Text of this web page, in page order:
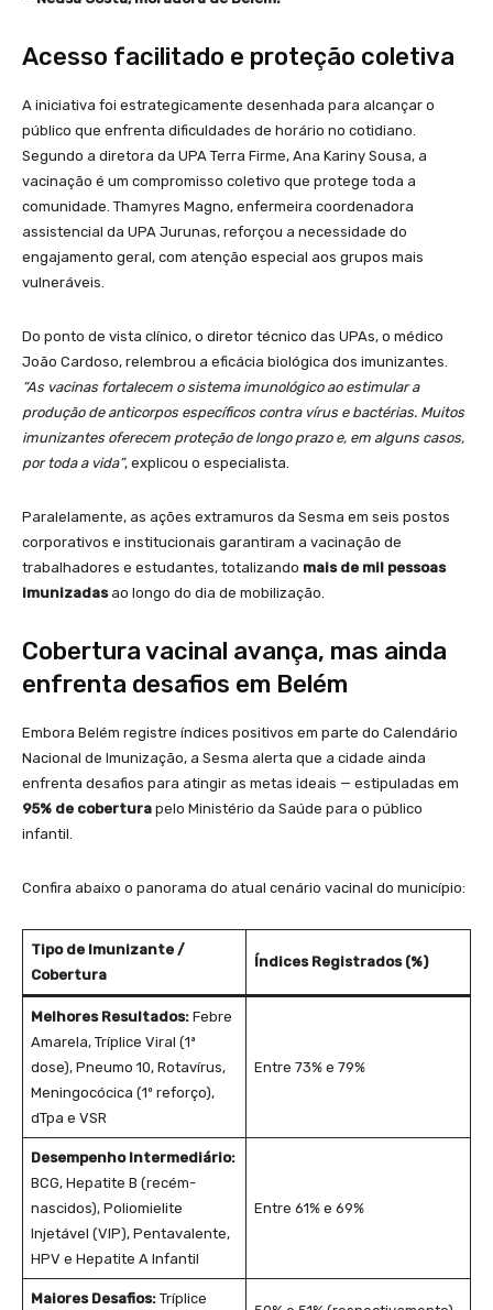
Acesso facilitado e proteção coletiva
A iniciativa foi estrategicamente desenhada para alcançar o
público que enfrenta dificuldades de horário no cotidiano.
Segundo a diretora da UPA Terra Firme, Ana Kariny Sousa, a
vacinação é um compromisso coletivo que protege toda a
comunidade. Thamyres Magno, enfermeira coordenadora
assistencial da UPA Jurunas, reforçou a necessidade do
engajamento geral, com atenção especial aos grupos mais
vulneráveis.
Do ponto de vista clínico, o diretor técnico das UPAs, o médico
João Cardoso, relembrou a eficácia biológica dos imunizantes.
“As vacinas fortalecem o sistema imunológico ao estimular a
produção de anticorpos específicos contra vírus e bactérias. Muitos
imunizantes oferecem proteção de longo prazo e, em alguns casos,
por toda a vida”, explicou o especialista.
Paralelamente, as ações extramuros da Sesma em seis postos
corporativos e institucionais garantiram a vacinação de
trabalhadores e estudantes, totalizando mais de mil pessoas
imunizadasao longo do dia de mobilização.
Cobertura vacinal avança, mas ainda
enfrenta desafios em Belém
Embora Belém registre índices positivos em parte do Calendário
Nacional de Imunização, a Sesma alerta que a cidade ainda
enfrenta desafios para atingir as metas ideais — estipuladas em
95% de cobertura pelo Ministério da Saúde para o público
infantil.
Confira abaixo o panorama do atual cenário vacinal do município:
Tipo de Imunizante /
Cobertura
Índices Registrados (%)
Melhores Resultados:Febre
Amarela, Tríplice Viral (1ª
dose), Pneumo 10, Rotavírus,
Meningocócica (1º reforço),
dTpa e VSR
Entre 73% e 79%
Desempenho Intermediário:
BCG, Hepatite B (recém-
nascidos), Poliomielite
Injetável (VIP), Pentavalente,
HPV e Hepatite A Infantil
Entre 61% e 69%
Maiores Desafios:Tríplice